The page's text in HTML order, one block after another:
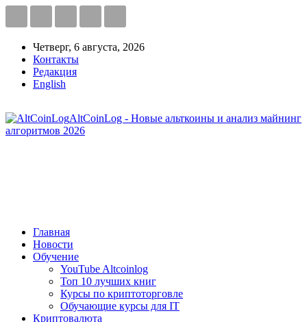
Четверг, 6 августа, 2026
Контакты
Редакция
English
AltCoinLog - Новые альткоины и анализ майнинг
алгоритмов 2026
Главная
Новости
Обучение
YouTube Altcoinlog
Топ 10 лучших книг
Курсы по криптоторговле
Обучающие курсы для IT
Криптовалюта